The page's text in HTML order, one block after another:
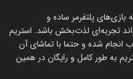
بازی‌های پلتفرمر ساده و
تجربه‌ای لذت‌بخش باشد. استریم
انجام شده و حتما با تماشای آن
به طور کامل و رایگان در همین